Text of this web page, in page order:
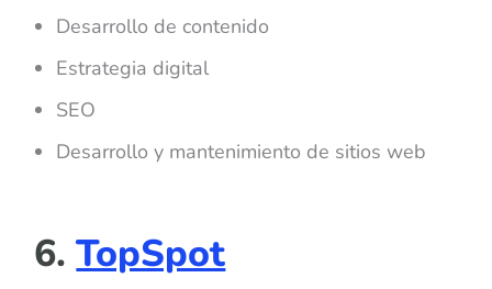
Desarrollo de contenido
Estrategia digital
SEO
Desarrollo y mantenimiento de sitios web
6. TopSpot